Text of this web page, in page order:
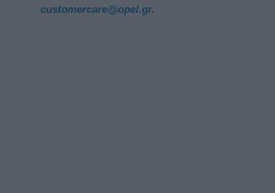
customercare@opel.gr.